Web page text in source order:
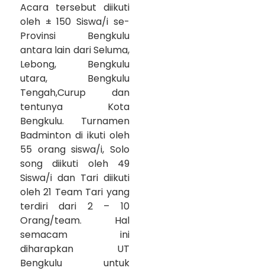
Acara tersebut diikuti
oleh ± 150 Siswa/i se-
Provinsi Bengkulu
antara lain dari Seluma,
Lebong, Bengkulu
utara, Bengkulu
Tengah,Curup dan
tentunya Kota
Bengkulu. Turnamen
Badminton di ikuti oleh
55 orang siswa/i, Solo
song diikuti oleh 49
Siswa/i dan Tari diikuti
oleh 21 Team Tari yang
terdiri dari 2 – 10
Orang/team. Hal
semacam ini
diharapkan UT
Bengkulu untuk